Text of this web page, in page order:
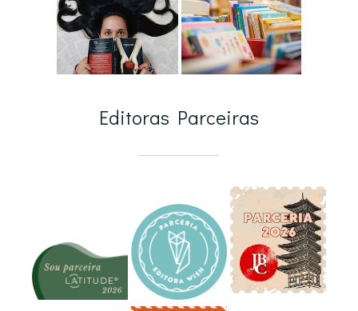
Editoras Parceiras